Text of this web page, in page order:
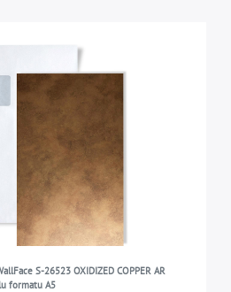
S-26523 OXIDIZED COPPER AR
formatu A5